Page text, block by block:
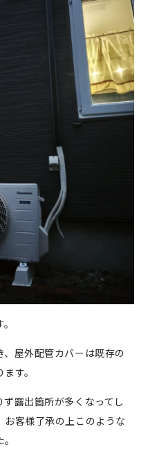
屋外配管カバーは既存の
す。
露出箇所が多くなってし
客様了承の上このような